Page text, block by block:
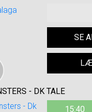
SE
- DK TALE
15:40